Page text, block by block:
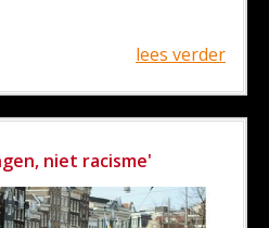
lees verder
niet racisme'